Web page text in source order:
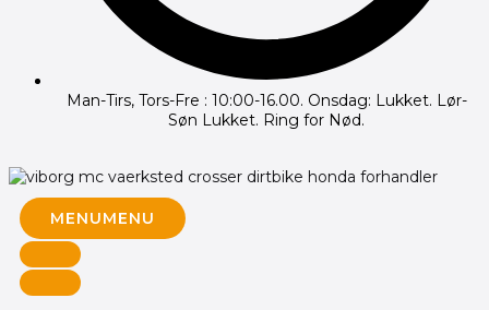
Man-Tirs, Tors-Fre : 10:00-16.00. Onsdag: Lukket. Lør-
Søn Lukket. Ring for Nød.
MENUMENU